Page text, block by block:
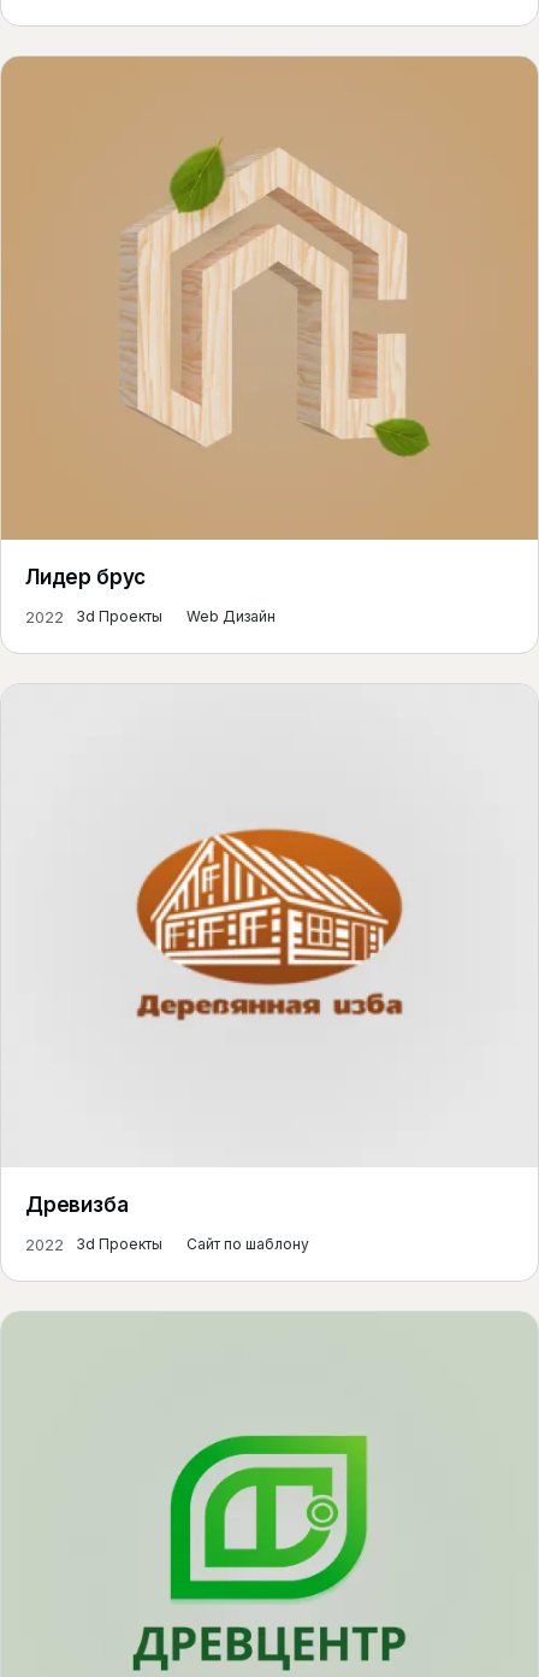
Лидер брус
2022 3d Проекты Web Дизайн
Древизба
2022 3d Проекты Сайт по шаблону